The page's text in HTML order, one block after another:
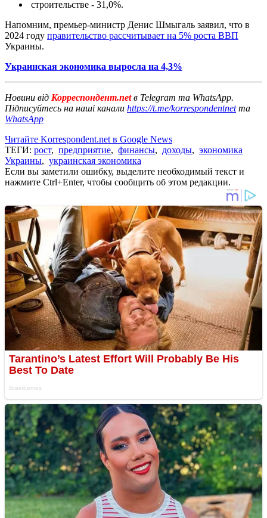
строительстве - 31,0%.
Напомним, премьер-министр Денис Шмыгаль заявил, что в
2024 году правительство рассчитывает на 5% роста ВВП
Украины.
Украинская экономика выросла на 4,3%
Новини від Корреспондент.netв Telegram та WhatsApp.
Підписуйтесь на наші канали https://t.me/korrespondentnetта
WhatsApp
Читайте Korrespondent.net в Google News
ТЕГИ: рост, предприятие, финансы, доходы, экономика
Украины, украинская экономика
Если вы заметили ошибку, выделите необходимый текст и
нажмите Ctrl+Enter, чтобы сообщить об этом редакции.